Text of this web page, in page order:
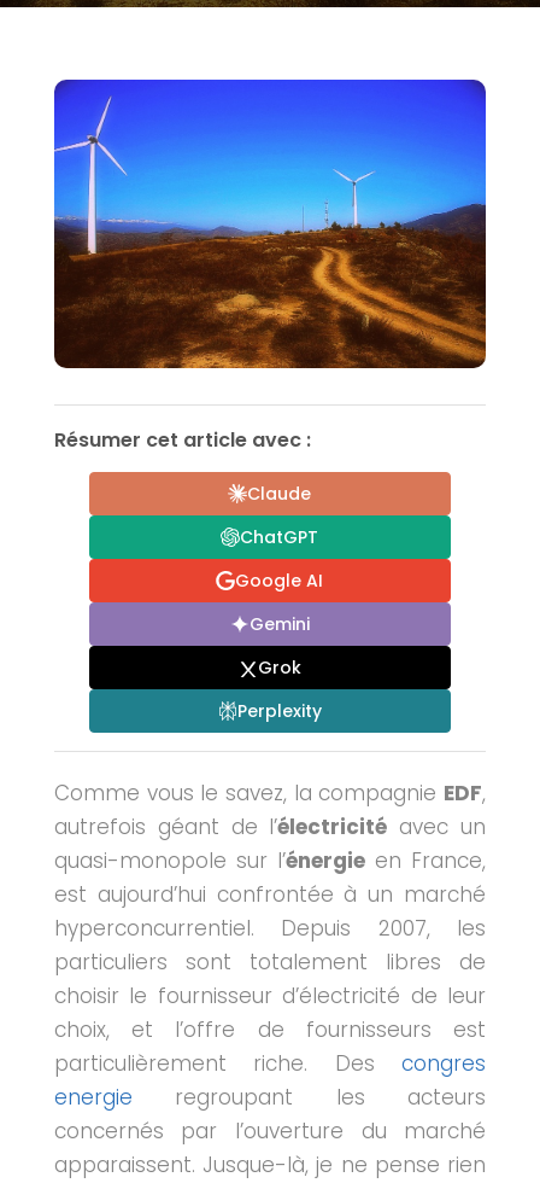
Résumer cet article avec :
Claude
ChatGPT
Google AI
Gemini
Grok
Perplexity
Comme vous le savez, la compagnie EDF,
autrefois géant de l’électricité avec un
quasi-monopole sur l’énergie en France,
est aujourd’hui confrontée à un marché
hyperconcurrentiel. Depuis 2007, les
particuliers sont totalement libres de
choisir le fournisseur d’électricité de leur
choix, et l’offre de fournisseurs est
particulièrement riche. Descongres
energie regroupant les acteurs
concernés par l’ouverture du marché
apparaissent. Jusque-là, je ne pense rien